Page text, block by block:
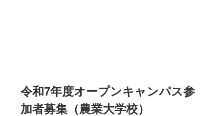
令和7年度オープンキャンパス参
加者募集（農業大学校）